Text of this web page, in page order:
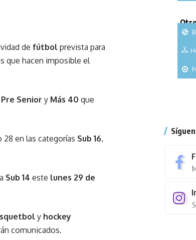
defútbol prevista para
que hacen imposible el
Pre Senior y Más 40que
28 en las categorías Sub 16,
Sub 14 este lunes 29 de
y hockey
comunicados.